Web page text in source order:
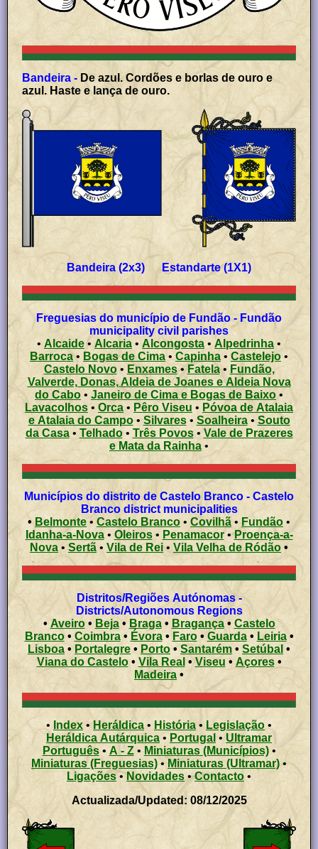
Bandeira - De azul. Cordões e borlas de ouro e
azul. Haste e lança de ouro.
Bandeira (2x3) Estandarte (1X1)
Freguesias do município de Fundão - Fundão
municipality civil parishes
• Alcaide• Alcaria • Alcongosta • Alpedrinha •
Barroca• Bogas de Cima •Capinha • Castelejo•
Castelo Novo • Enxames• Fatela• Fundão,
Valverde, Donas, Aldeia de Joanes e Aldeia Nova
do Cabo• Janeiro de Cima e Bogas de Baixo •
Lavacolhos • Orca • Pêro Viseu • Póvoa de Atalaia
e Atalaia do Campo• Silvares• Soalheira• Souto
da Casa • Telhado• Três Povos•Vale de Prazeres
e Mata da Rainha •
Municípios do distrito de Castelo Branco - Castelo
Branco district municipalities
• Belmonte • Castelo Branco • Covilhã• Fundão •
Idanha-a-Nova• Oleiros• Penamacor•Proença-a-
Nova • Sertã • Vila de Rei• Vila Velha de Ródão •
Distritos/Regiões Autónomas -
Districts/Autonomous Regions
• Aveiro• Beja•Braga• Bragança• Castelo
Branco• Coimbra• Évora• Faro•Guarda• Leiria•
Lisboa • Portalegre• Porto• Santarém • Setúbal •
Viana do Castelo• Vila Real •Viseu • Açores •
Madeira •
• Index • Heráldica • História • Legislação •
Heráldica Autárquica • Portugal • Ultramar
Português• A - Z• Miniaturas (Municípios)•
Miniaturas (Freguesias) • Miniaturas (Ultramar)•
Ligações• Novidades•Contacto •
Actualizada/Updated: 08/12/2025